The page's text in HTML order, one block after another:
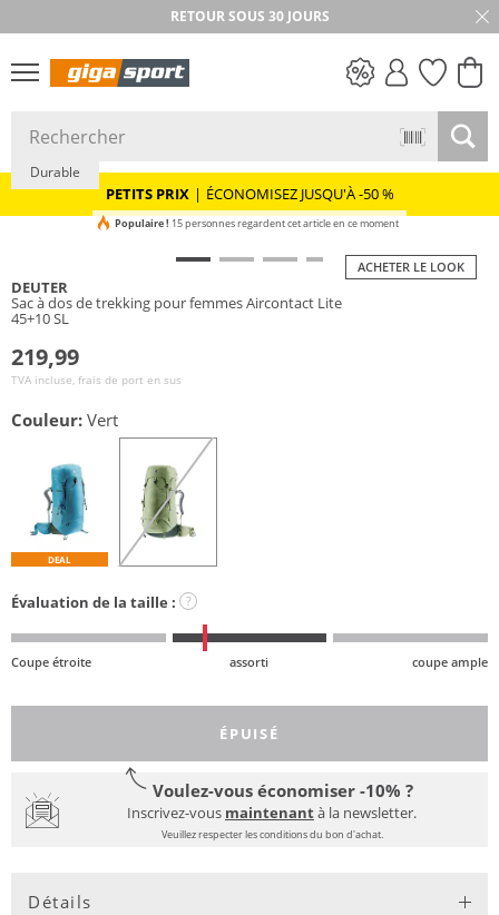
RETOUR SOUS 30 JOURS
PETITS PRIX
PETITS PRIX | ÉCONOMISEZ JUSQU'À -50 %
ACHETER LE LOOK
Durable
Populaire ! 15 personnes regardent cet article en ce moment
DEUTER
Sac à dos de trekking pour femmes Aircontact Lite
45+10 SL
219,99
TVA incluse, frais de port en sus
Couleur: Vert
DEAL
Évaluation de la taille : ?
Coupe étroite assorti coupe ample
ÉPUISÉ
Voulez-vous économiser -10% ?
Inscrivez-vous maintenantà la newsletter.
Veuillez respecter les conditions du bon d'achat.
Détails